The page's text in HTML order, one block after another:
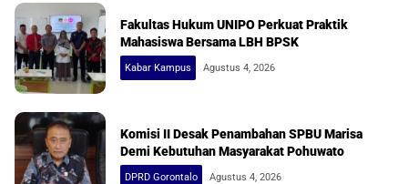
Fakultas Hukum UNIPO Perkuat Praktik
Mahasiswa Bersama LBH BPSK
Kabar Kampus Agustus 4, 2026
Komisi II Desak Penambahan SPBU Marisa
Demi Kebutuhan Masyarakat Pohuwato
DPRD Gorontalo Agustus 4, 2026